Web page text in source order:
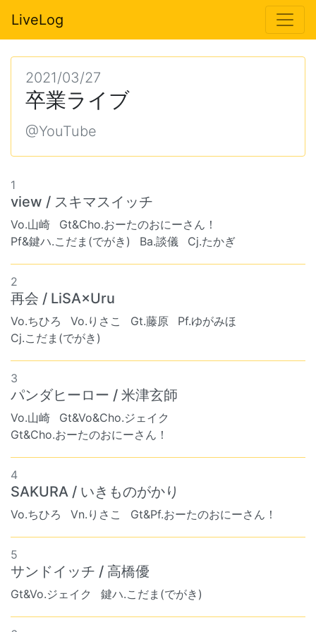
LiveLog
2021/03/27
卒業ライブ
@YouTube
1
view / スキマスイッチ
Vo.山崎
Gt&Cho.おーたのおにーさん！
Pf&鍵ハ.こだま(でがき)
Ba.談儀 Cj.たかぎ
2
再会 / LiSA×Uru
Vo.ちひろ Vo.りさこ Gt.藤原
Pf.ゆがみほ
Cj.こだま(でがき)
3
パンダヒーロー / 米津玄師
Vo.山崎
Gt&Vo&Cho.ジェイク
Gt&Cho.おーたのおにーさん！
4
SAKURA / いきものがかり
Vo.ちひろ Vn.りさこ Gt&Pf.おーたのおにーさん！
5
サンドイッチ / 高橋優
Gt&Vo.ジェイク 鍵ハ.こだま(でがき)